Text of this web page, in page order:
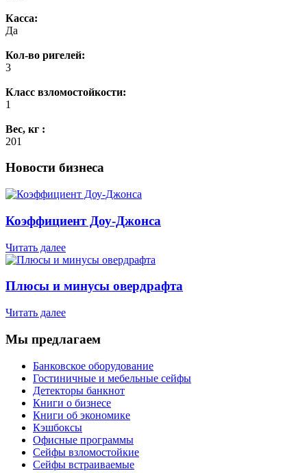
Касса:
Да
Кол-во ригелей:
3
Класс взломостойкости:
1
Вес, кг :
201
Новости бизнеса
Коэффициент Доу-Джонса
Читать далее
Плюсы и минусы овердрафта
Читать далее
Мы предлагаем
Банковское оборудование
Гостиничные и мебельные сейфы
Детекторы банкнот
Книги о бизнесе
Книги об экономике
Кэшбоксы
Офисные программы
Сейфы взломостойкие
Сейфы встраиваемые